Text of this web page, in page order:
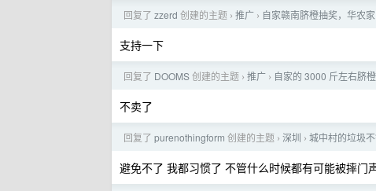
回复了 zzerd 创建的主题 › 推广 › 自家赣南脐橙抽奖，华农
支持一下
回复了 DOOMS创建的主题 › 推广 › 自家的 3000 斤左右脐
不卖了
回复了 purenothingform 创建的主题 › 深圳 › 城中村的垃圾
避免不了 我都习惯了 不管什么时候都有可能被摔门